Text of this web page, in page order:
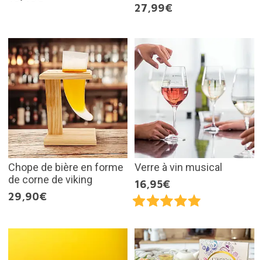
27,99€
Chope de bière en forme
de corne de viking
29,90€
Verre à vin musical
16,95€